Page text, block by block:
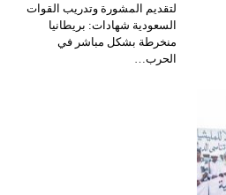
لتقديم المشورة وتدريب القوات
السعودية شهادات: بريطانيا
منخرطة بشكل مباشر في
الحرب…